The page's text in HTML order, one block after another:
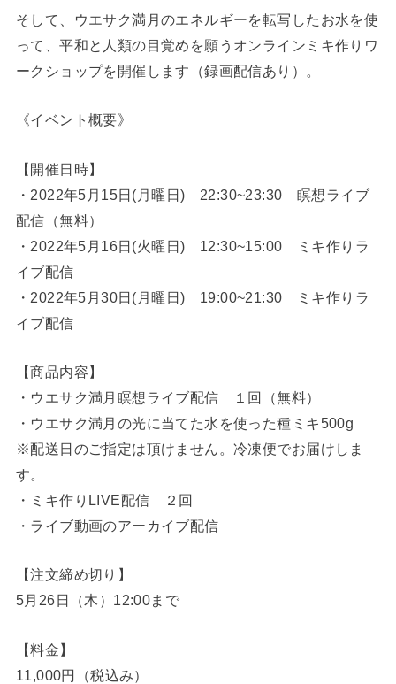
そして、ウエサク満月のエネルギーを転写したお水を使
って、平和と人類の目覚めを願うオンラインミキ作りワ
ークショップを開催します（録画配信あり）。
《イベント概要》
【開催日時】
・2022年5月15日(月曜日) 22:30~23:30 瞑想ライブ
配信（無料）
・2022年5月16日(火曜日) 12:30~15:00 ミキ作りラ
イブ配信
・2022年5月30日(月曜日) 19:00~21:30 ミキ作りラ
イブ配信
【商品内容】
・ウエサク満月瞑想ライブ配信 １回（無料）
・ウエサク満月の光に当てた水を使った種ミキ500g
※配送日のご指定は頂けません。冷凍便でお届けしま
す。
・ミキ作りLIVE配信 ２回
・ライブ動画のアーカイブ配信
【注文締め切り】
5月26日（木）12:00まで
【料金】
11,000円（税込み）